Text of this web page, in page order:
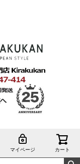
マイページ カート